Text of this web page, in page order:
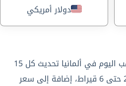
دولار أمريكي
يعرض هذا الجدول سعر الذهب اليوم في ألمانيا تحديث كل 15
دقيقة، لجميع العيارات من 24 حتى 6 قيراط، إضافة إلى سعر